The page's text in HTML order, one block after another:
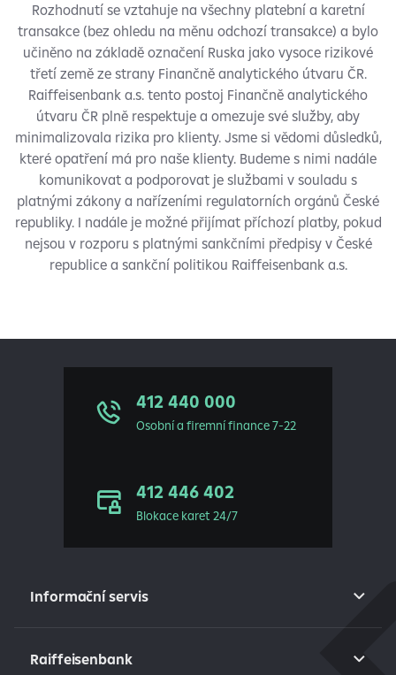
Rozhodnutí se vztahuje na všechny platební a karetní
transakce (bez ohledu na měnu odchozí transakce) a bylo
učiněno na základě označení Ruska jako vysoce rizikové
třetí země ze strany Finančně analytického útvaru ČR.
Raiffeisenbank a.s. tento postoj Finančně analytického
útvaru ČR plně respektuje a omezuje své služby, aby
minimalizovala rizika pro klienty. Jsme si vědomi důsledků,
které opatření má pro naše klienty. Budeme s nimi nadále
komunikovat a podporovat je službami v souladu s
platnými zákony a nařízeními regulatorních orgánů České
republiky. I nadále je možné přijímat příchozí platby, pokud
nejsou v rozporu s platnými sankčními předpisy v České
republice a sankční politikou Raiffeisenbank a.s.
412 440 000
Osobní a firemní finance 7-22
412 446 402
Blokace karet 24/7
Informační servis
Raiffeisenbank